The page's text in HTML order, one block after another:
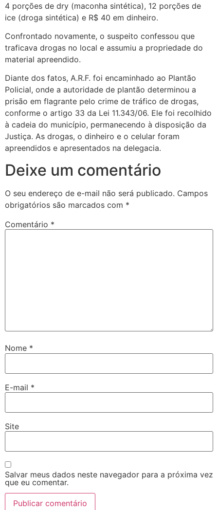
4 porções de dry (maconha sintética), 12 porções de
ice (droga sintética) e R$ 40 em dinheiro.
Confrontado novamente, o suspeito confessou que
traficava drogas no local e assumiu a propriedade do
material apreendido.
Diante dos fatos, A.R.F. foi encaminhado ao Plantão
Policial, onde a autoridade de plantão determinou a
prisão em flagrante pelo crime de tráfico de drogas,
conforme o artigo 33 da Lei 11.343/06. Ele foi recolhido
à cadeia do município, permanecendo à disposição da
Justiça. As drogas, o dinheiro e o celular foram
apreendidos e apresentados na delegacia.
Deixe um comentário
O seu endereço de e-mail não será publicado. Campos
obrigatórios são marcados com *
Comentário *
Nome *
E-mail *
Site
Salvar meus dados neste navegador para a próxima vez
que eu comentar.